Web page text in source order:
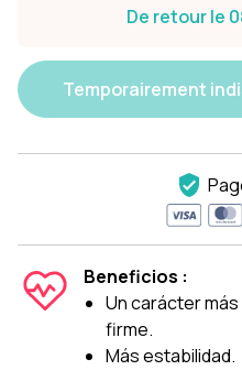
De retour le
Temporairement
Beneficios :
Un carácter más
firme.
Más estabilidad.